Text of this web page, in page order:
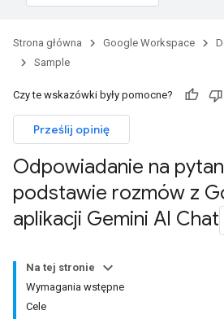
Strona główna Google Workspace
Sample
Czy te wskazówki były pomocne?
Prześlij opinię
Odpowiadanie na
podstawie rozmów z
aplikacji Gemini AI Chat
Na tej stronie
Wymagania wstępne
Cele